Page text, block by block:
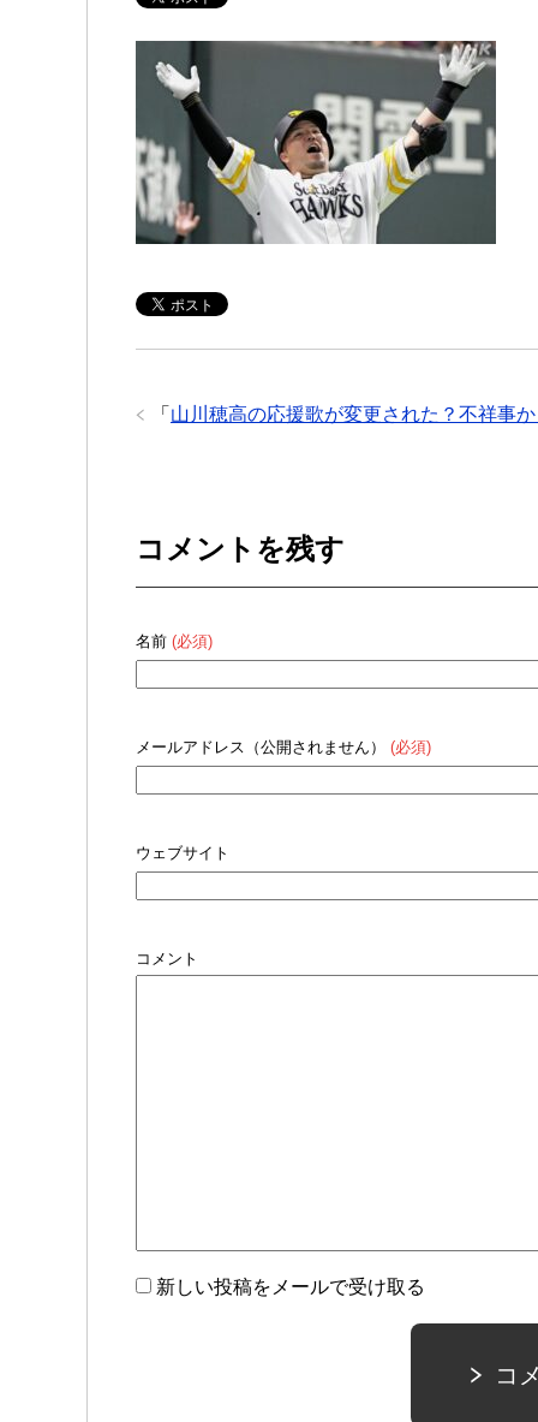
「 山川穂高の応援歌が変更された？不祥事
コメントを残す
名前 (必須)
メールアドレス（公開されません） (必須)
ウェブサイト
コメント
新しい投稿をメールで受け取る
コ